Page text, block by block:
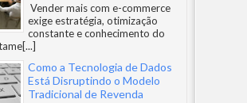
Vender mais com e-commerce
exige estratégia, otimização
constante e conhecimento do
[...]
Como a Tecnologia de Dados
Está Disruptindo o Modelo
Tradicional de Revenda